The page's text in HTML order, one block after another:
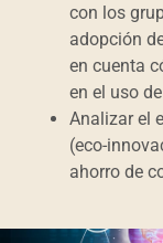
con los
adopción
en cuenta
en el uso
Analizar el
(eco-
ahorro de